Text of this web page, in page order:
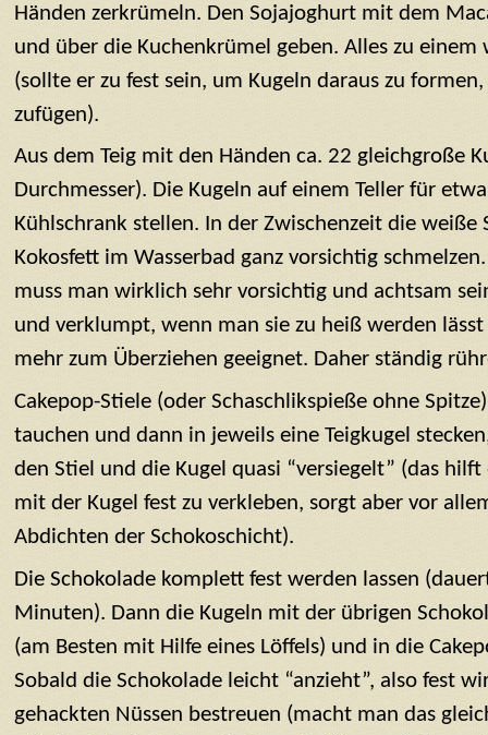
Händen zerkrümeln. Den Sojajoghurt mit dem
und über die Kuchenkrümel geben. Alles zu einem
(sollte er zu fest sein, um Kugeln daraus zu
zufügen).
Aus dem Teig mit den Händen ca. 22 gleichgroße
Durchmesser). Die Kugeln auf einem Teller für
Kühlschrank stellen. In der Zwischenzeit die weiße
Kokosfett im Wasserbad ganz vorsichtig
muss man wirklich sehr vorsichtig und achtsam
und verklumpt, wenn man sie zu heiß werden
mehr zum Überziehen geeignet. Daher ständig
Cakepop-Stiele (oder Schaschlikspieße ohne
tauchen und dann in jeweils eine Teigkugel
den Stiel und die Kugel quasi “versiegelt” (das
mit der Kugel fest zu verkleben, sorgt aber vor
Abdichten der Schokoschicht).
Die Schokolade komplett fest werden lassen
Minuten). Dann die Kugeln mit der übrigen
(am Besten mit Hilfe eines Löffels) und in die
Sobald die Schokolade leicht “anzieht”, also fest
gehackten Nüssen bestreuen (macht man das